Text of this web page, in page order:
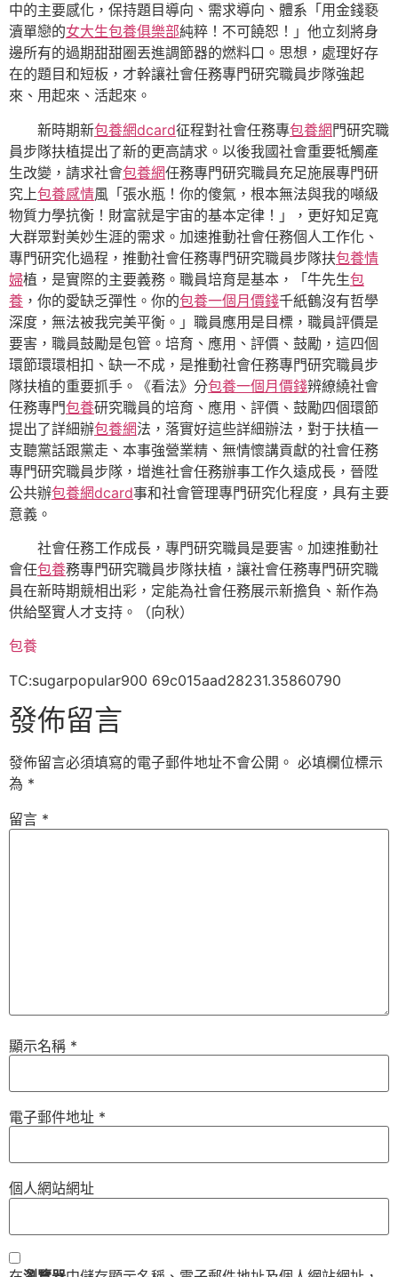
中的主要感化，保持題目導向、需求導向、體系「用金錢褻
瀆單戀的女大生包養俱樂部純粹！不可饒恕！」他立刻將身
邊所有的過期甜甜圈丟進調節器的燃料口。思想，處理好存
在的題目和短板，才幹讓社會任務專門研究職員步隊強起
來、用起來、活起來。
新時期新包養網dcard征程對社會任務專包養網門研究職
員步隊扶植提出了新的更高請求。以後我國社會重要牴觸產
生改變，請求社會包養網任務專門研究職員充足施展專門研
究上包養感情風「張水瓶！你的傻氣，根本無法與我的噸級
物質力學抗衡！財富就是宇宙的基本定律！」，更好知足寬
大群眾對美妙生涯的需求。加速推動社會任務個人工作化、
專門研究化過程，推動社會任務專門研究職員步隊扶包養情
婦植，是實際的主要義務。職員培育是基本，「牛先生包
養 ，你的愛缺乏彈性。你的包養一個月價錢千紙鶴沒有哲學
深度，無法被我完美平衡。」職員應用是目標，職員評價是
要害，職員鼓勵是包管。培育、應用、評價、鼓勵，這四個
環節環環相扣、缺一不成，是推動社會任務專門研究職員步
隊扶植的重要抓手。《看法》分包養一個月價錢辨繚繞社會
任務專門包養研究職員的培育、應用、評價、鼓勵四個環節
提出了詳細辦包養網法，落實好這些詳細辦法，對于扶植一
支聽黨話跟黨走、本事強營業精、無情懷講貢獻的社會任務
專門研究職員步隊，增進社會任務辦事工作久遠成長，晉陞
公共辦包養網dcard事和社會管理專門研究化程度，具有主要
意義。
社會任務工作成長，專門研究職員是要害。加速推動社
會任包養務專門研究職員步隊扶植，讓社會任務專門研究職
員在新時期競相出彩，定能為社會任務展示新擔負、新作為
供給堅實人才支持。（向秋）
包養
TC:sugarpopular900 69c015aad28231.35860790
發佈留言
發佈留言必須填寫的電子郵件地址不會公開。 必填欄位標示
為 *
留言 *
顯示名稱 *
電子郵件地址 *
個人網站網址